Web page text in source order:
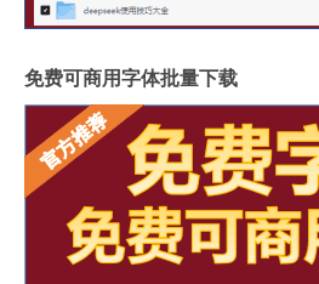
免费可商用字体批量下载